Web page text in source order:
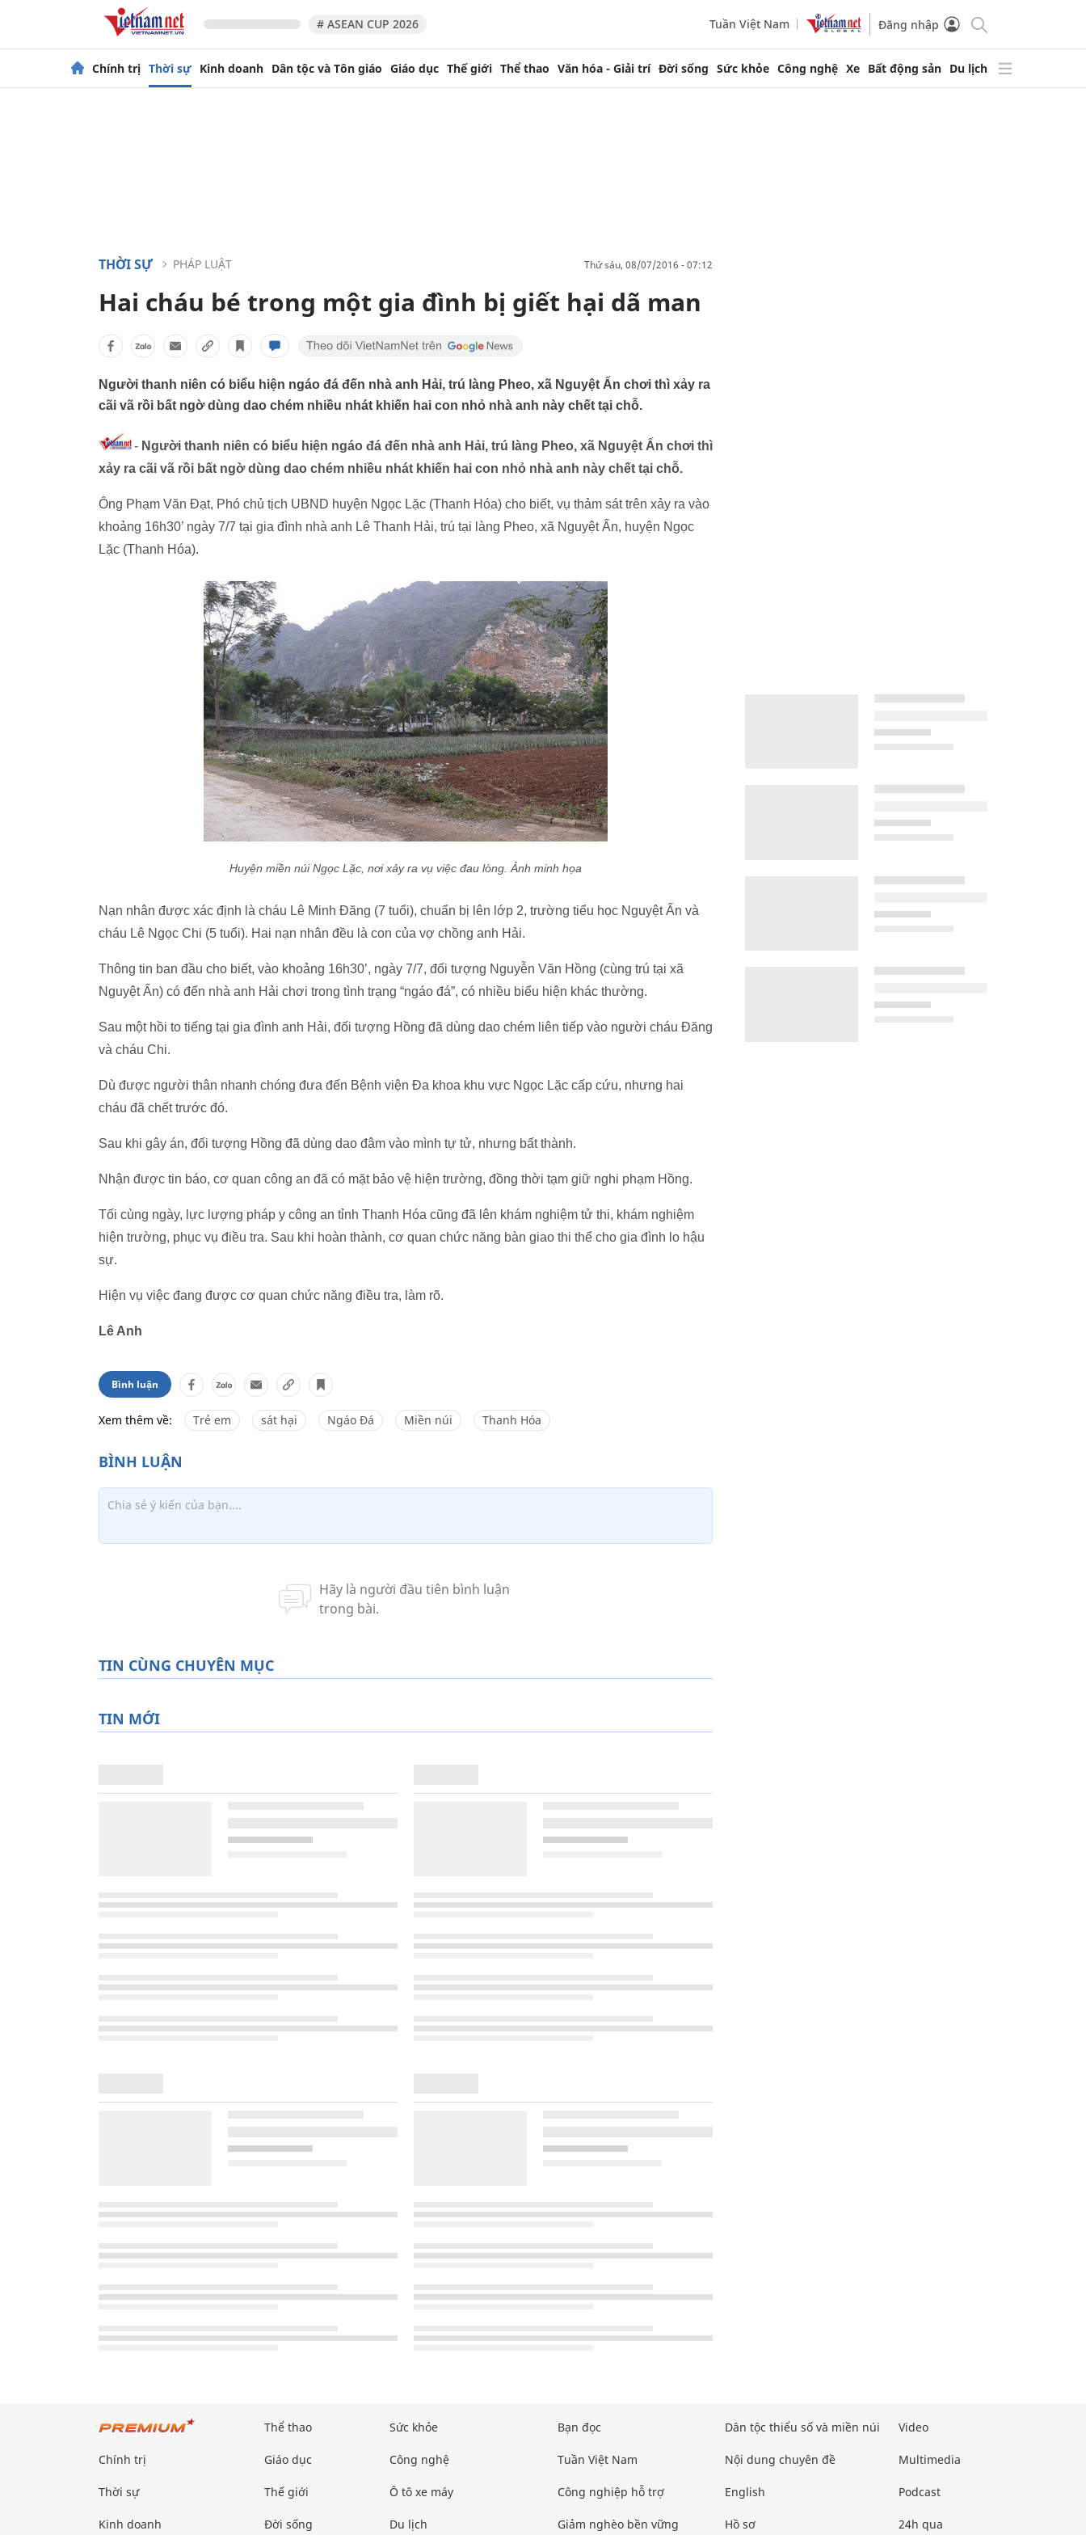
# ASEAN CUP 2026 Tuần Việt Nam Đăng nhập
Chính trị Thời sự Kinh doanh Dân tộc và Tôn giáo Giáo dục Thế giới Thể thao Văn hóa - Giải trí Đời sống Sức khỏe Công nghệ Xe Bất động sản Du lịch
THỜI SỰ PHÁP LUẬT thứ sáu, 08/07/2016 - 07:12
Hai cháu bé trong một gia đình bị giết hại dã man
Người thanh niên có biểu hiện ngáo đá đến nhà anh Hải, trú làng Pheo, xã Nguyệt Ấn chơi thì xảy ra
cãi vã rồi bất ngờ dùng dao chém nhiều nhát khiến hai con nhỏ nhà anh này chết tại chỗ.
- Người thanh niên có biểu hiện ngáo đá đến nhà anh Hải, trú làng Pheo, xã Nguyệt Ấn chơi thì
xảy ra cãi vã rồi bất ngờ dùng dao chém nhiều nhát khiến hai con nhỏ nhà anh này chết tại chỗ.
Ông Phạm Văn Đạt, Phó chủ tịch UBND huyện Ngọc Lặc (Thanh Hóa) cho biết, vụ thảm sát trên xảy ra vào
khoảng 16h30’ ngày 7/7 tại gia đình nhà anh Lê Thanh Hải, trú tại làng Pheo, xã Nguyệt Ấn, huyện Ngọc
Lặc (Thanh Hóa).
Huyện miền núi Ngọc Lặc, nơi xảy ra vụ việc đau lòng. Ảnh minh họa
Nạn nhân được xác định là cháu Lê Minh Đăng (7 tuổi), chuẩn bị lên lớp 2, trường tiểu học Nguyệt Ấn và
cháu Lê Ngọc Chi (5 tuổi). Hai nạn nhân đều là con của vợ chồng anh Hải.
Thông tin ban đầu cho biết, vào khoảng 16h30’, ngày 7/7, đối tượng Nguyễn Văn Hồng (cùng trú tại xã
Nguyệt Ấn) có đến nhà anh Hải chơi trong tình trạng “ngáo đá”, có nhiều biểu hiện khác thường.
Sau một hồi to tiếng tại gia đình anh Hải, đối tượng Hồng đã dùng dao chém liên tiếp vào người cháu Đăng
và cháu Chi.
Dù được người thân nhanh chóng đưa đến Bệnh viện Đa khoa khu vực Ngọc Lặc cấp cứu, nhưng hai
cháu đã chết trước đó.
Sau khi gây án, đối tượng Hồng đã dùng dao đâm vào mình tự tử, nhưng bất thành.
Nhận được tin báo, cơ quan công an đã có mặt bảo vệ hiện trường, đồng thời tạm giữ nghi phạm Hồng.
Tối cùng ngày, lực lượng pháp y công an tỉnh Thanh Hóa cũng đã lên khám nghiệm tử thi, khám nghiệm
hiện trường, phục vụ điều tra. Sau khi hoàn thành, cơ quan chức năng bàn giao thi thể cho gia đình lo hậu
sự.
Hiện vụ việc đang được cơ quan chức năng điều tra, làm rõ.
Lê Anh
Bình luận
Xem thêm về: Trẻ em sát hại Ngáo Đá Miền núi Thanh Hóa
TIN CÙNG CHUYÊN MỤC
TIN MỚI
Chính trị
Thời sự
Kinh doanh
Thể thao
Giáo dục
Thế giới
Đời sống
Sức khỏe
Công nghệ
Ô tô xe máy
Du lịch
Bạn đọc
Tuần Việt Nam
Công nghiệp hỗ trợ
Giảm nghèo bền vững
Dân tộc thiểu số và miền núi
Nội dung chuyên đề
English
Hồ sơ
Video
Multimedia
Podcast
24h qua